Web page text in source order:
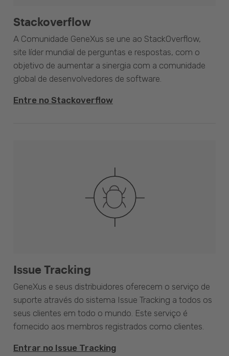
Stackoverflow
A Comunidade GeneXus se une ao StackOverflow,
site líder mundial de perguntas e respostas, com o
objetivo de aumentar a sinergia com a comunidade
global de desenvolvedores de software.
Entre no Stackoverflow
Issue Tracking
GeneXus e seus distribuidores oferecem o serviço de
suporte através do sistema Issue Tracking a todos os
seus clientes em todo o mundo. Este serviço é
fornecido aos membros registrados como clientes.
Entrar no Issue Tracking